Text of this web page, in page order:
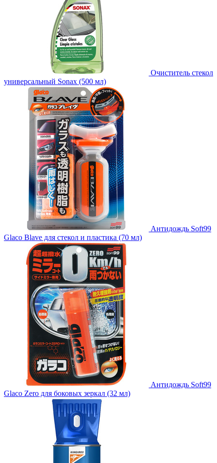
Очиститель стекол
универсальный Sonax (500 мл)
Антидождь Soft99
Glaco Blave для стекол и пластика (70 мл)
Антидождь Soft99
Glaco Zero для боковых зеркал (32 мл)